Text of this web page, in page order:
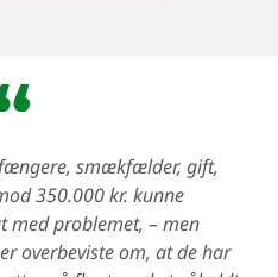
smækfælder, gift,
350.000 kr. kunne
med problemet, – men
overbeviste om, at de har